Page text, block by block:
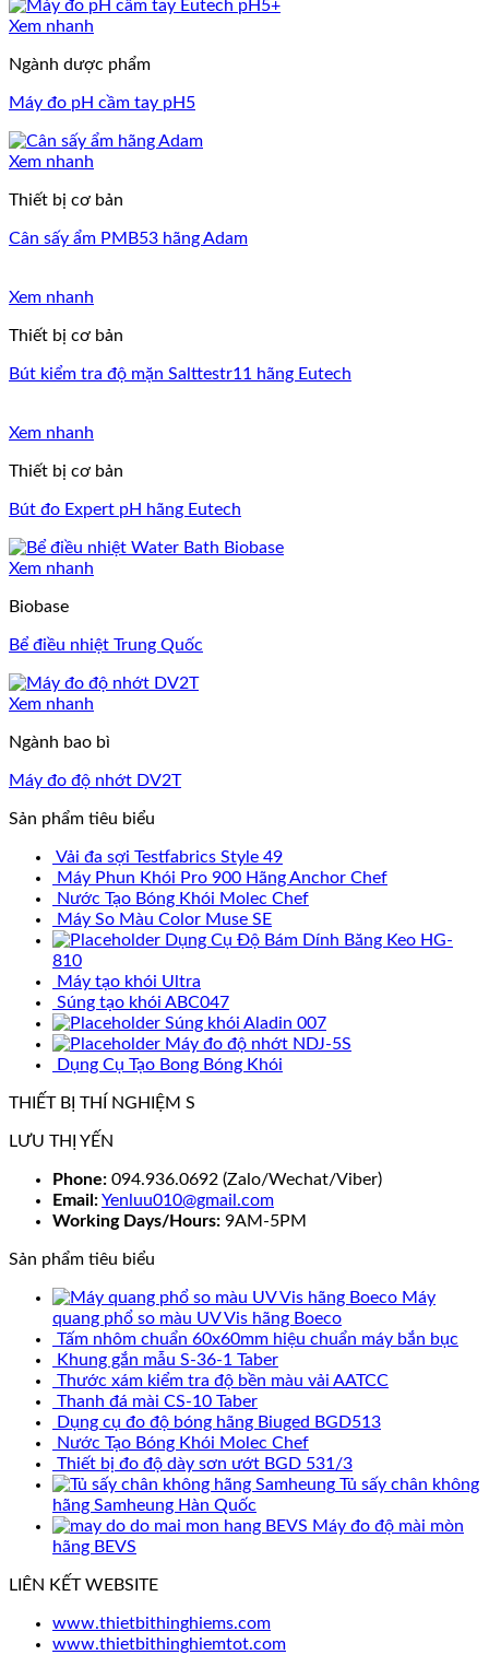
Xem nhanh
Ngành dược phẩm
Máy đo pH cầm tay pH5
Xem nhanh
Thiết bị cơ bản
Cân sấy ẩm PMB53 hãng Adam
Xem nhanh
Thiết bị cơ bản
Bút kiểm tra độ mặn Salttestr11 hãng Eutech
Xem nhanh
Thiết bị cơ bản
Bút đo Expert pH hãng Eutech
Xem nhanh
Biobase
Bể điều nhiệt Trung Quốc
Xem nhanh
Ngành bao bì
Máy đo độ nhớt DV2T
Sản phẩm tiêu biểu
Vải đa sợi Testfabrics Style 49
Máy Phun Khói Pro 900 Hãng Anchor Chef
Nước Tạo Bóng Khói Molec Chef
Máy So Màu Color Muse SE
Dụng Cụ Độ Bám Dính Băng Keo HG-
810
Máy tạo khói Ultra
Súng tạo khói ABC047
Súng khói Aladin 007
Máy đo độ nhớt NDJ-5S
Dụng Cụ Tạo Bong Bóng Khói
THIẾT BỊ THÍ NGHIỆM S
LƯU THỊ YẾN
Phone: 094.936.0692 (Zalo/Wechat/Viber)
Email:Yenluu010@gmail.com
Working Days/Hours: 9AM-5PM
Sản phẩm tiêu biểu
Máy
quang phổ so màu UV Vis hãng Boeco
Tấm nhôm chuẩn 60x60mm hiệu chuẩn máy bắn bục
Khung gắn mẫu S-36-1 Taber
Thước xám kiểm tra độ bền màu vải AATCC
Thanh đá mài CS-10 Taber
Dụng cụ đo độ bóng hãng Biuged BGD513
Nước Tạo Bóng Khói Molec Chef
Thiết bị đo độ dày sơn ướt BGD 531/3
Tủ sấy chân không
hãng Samheung Hàn Quốc
Máy đo độ mài mòn
hãng BEVS
LIÊN KẾT WEBSITE
www.thietbithinghiems.com
www.thietbithinghiemtot.com